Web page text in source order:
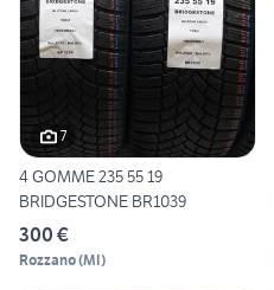
7
4 GOMME 235 55 19
BRIDGESTONE BR1039
300 €
Rozzano(MI)